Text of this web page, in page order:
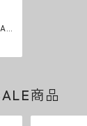
商品